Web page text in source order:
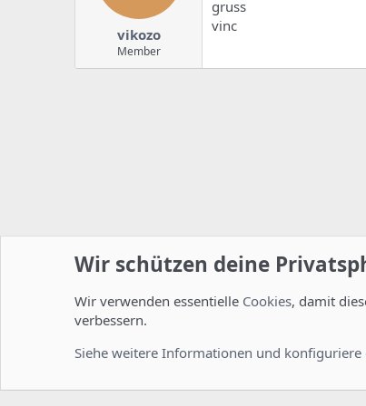
vikozo
Member
gruss
vinc
Startseite Foren ISPConfig Installation und
Wir schützen deine
Wir verwenden essentielle Cookies, damit
verbessern.
Siehe weitere Informationen und konfiguriere